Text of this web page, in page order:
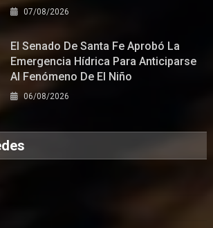
07/08/2026
El Senado De Santa Fe Aprobó La
Emergencia Hídrica Para Anticiparse
Al Fenómeno De El Niño
06/08/2026